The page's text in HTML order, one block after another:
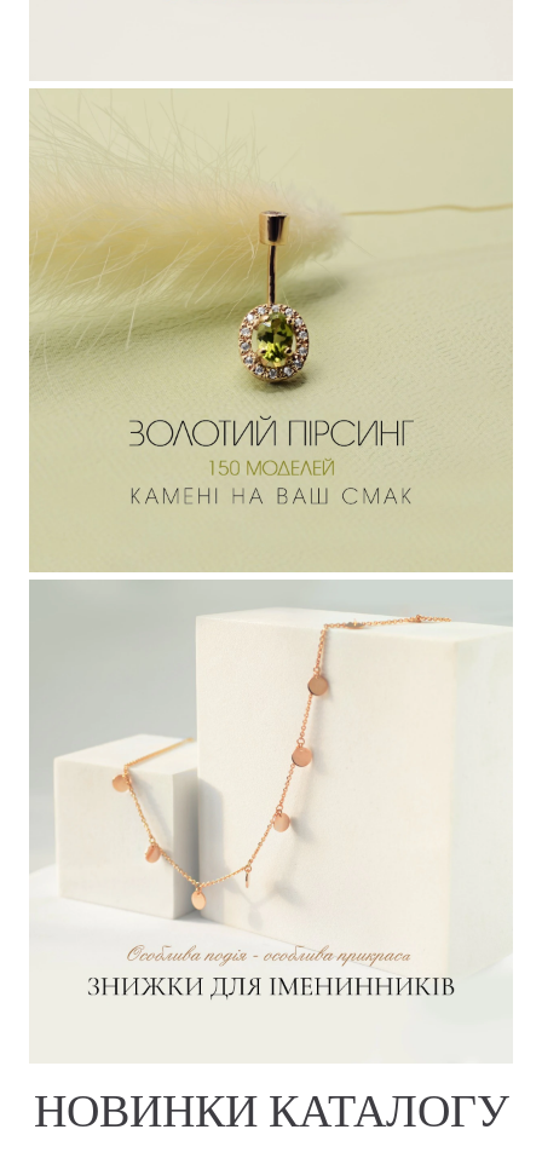
НОВИНКИ КАТАЛОГУ